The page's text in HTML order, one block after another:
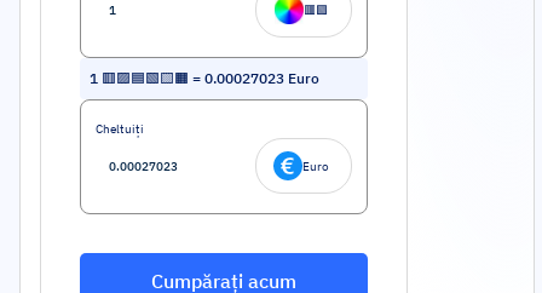
🟥🟩
1 🟥🟪🟦🟩🟨🟧 = 0.00027023 Euro
Cheltuiți
Euro
Cumpărați acum